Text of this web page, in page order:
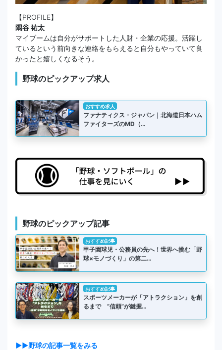
【PROFILE】
隅谷 祐太
マイブームは自分がサポートした人財・企業の応援。活躍し
ているという前向きな連絡をもらえると自分もやっていて良
かったと嬉しくなるそう。
野球のピックアップ求人
おすすめ求人
ファナティクス・ジャパン｜北海道日本ハム
ファイターズのMD（…
野球のピックアップ記事
おすすめ記事
甲子園球児・公務員の先へ！世界へ挑む「野
球×モノづくり」の第二…
おすすめ記事
スポーツメーカーが「アトラクション」を創
るまで “信頼”が鍵握…
▶▶野球の記事一覧をみる